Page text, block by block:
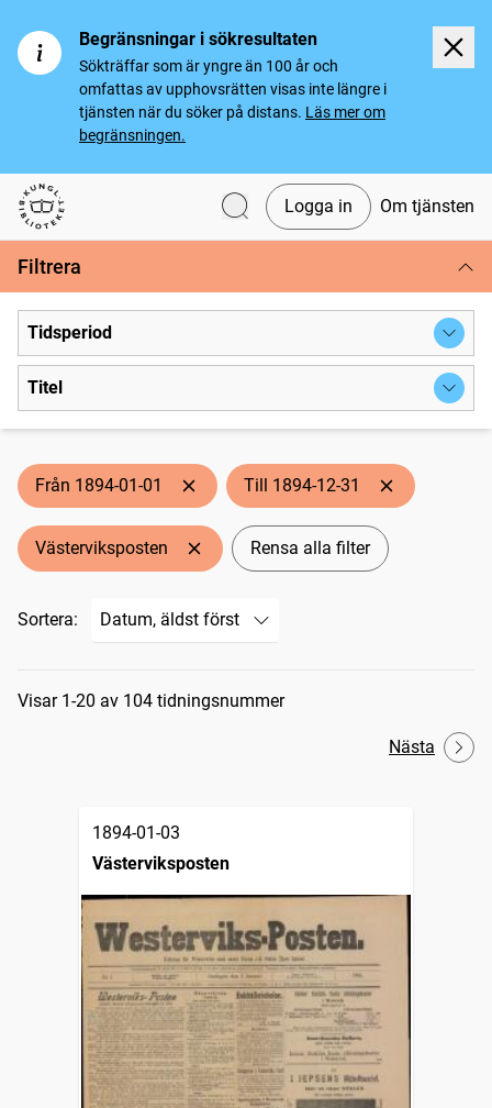
Begränsningar i sökresultaten
Sökträffar som är yngre än 100 år och
omfattas av upphovsrätten visas inte längre i
tjänsten när du söker på distans. Läs mer om
begränsningen.
Svenska tidningar
Logga in Om tjänsten
Filtrera
Tidsperiod
Titel
Från 1894-01-01 Till 1894-12-31
Västerviksposten Rensa alla filter
Sortera:
Sökresultat
Visar 1-20 av 104 tidningsnummer
Nästa
1894-01-03
Västerviksposten